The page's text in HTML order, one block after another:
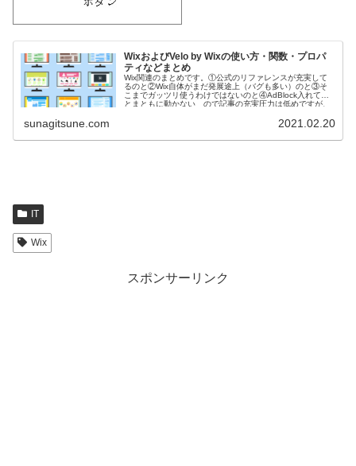
WixおよびVelo by Wixの使い方・関数・プロパ
ティなどまとめ
Wix関連のまとめです。①公式のリファレンスが充実して
るのと②Wix自体がまだ発展途上（バグも多い）のと③そ
こまでガッツリ使うわけではないのと④AdBlock入れてる
とまともに動かない ので記事の充実圧力は低めですが、
sunagitsune.com 2021.02.20
IT
Wix
スポンサーリンク